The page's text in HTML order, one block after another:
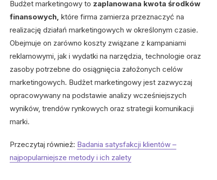
Budżet marketingowy to zaplanowana kwota środków
finansowych, które firma zamierza przeznaczyć na
realizację działań marketingowych w określonym czasie.
Obejmuje on zarówno koszty związane z kampaniami
reklamowymi, jak i wydatki na narzędzia, technologie oraz
zasoby potrzebne do osiągnięcia założonych celów
marketingowych. Budżet marketingowy jest zazwyczaj
opracowywany na podstawie analizy wcześniejszych
wyników, trendów rynkowych oraz strategii komunikacji
marki.
Przeczytaj również: Badania satysfakcji klientów –
najpopularniejsze metody i ich zalety